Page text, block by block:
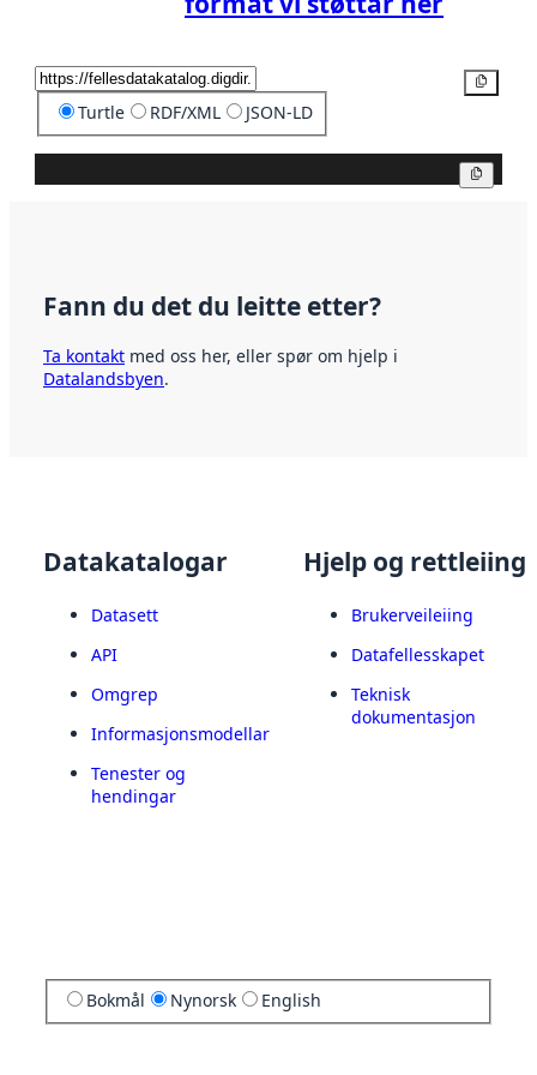
Turtle RDF/XML JSON-LD
Fann du det du leitte etter?
Ta kontakt med oss her, eller spør om hjelp i
Datalandsbyen.
Datakatalogar
Datasett
API
Omgrep
Informasjonsmodellar
Tenester og
hendingar
Hjelp og rettleiing
Brukerveileiing
Datafellesskapet
Teknisk
dokumentasjon
Bokmål Nynorsk English